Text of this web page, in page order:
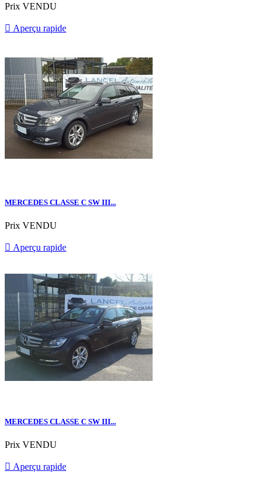
Prix VENDU
 Aperçu rapide
MERCEDES CLASSE C SW III...
Prix VENDU
 Aperçu rapide
MERCEDES CLASSE C SW III...
Prix VENDU
 Aperçu rapide